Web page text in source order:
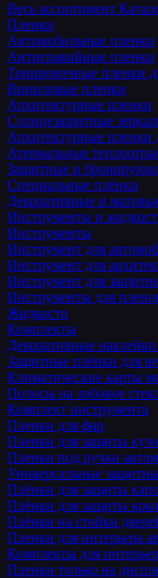
Весь ассортимент
Пленки
Автомобильные пленки
Антигравийные пленки
Тонировочные пленки
Виниловые пленки
Архитектурные пленки
Солнцезащитные
Архитектурные пленки
Атермальные
Защитные и
Специальные плёнки
Декоративные и
Инструменты и
Инструменты
Инструмент для
Инструмент для
Инструмент для
Инструменты для
Жидкости
Комплекты
Декоративные наклейки
Защитные плёнки для
Климатические карты
Полосы на лобовое
Комплект инструмента
Пленки для фар
Пленки для защиты
Пленки под ручки
Универсальные
Плёнки для защиты
Плёнки для защиты
Плёнки на стойки
Пленки для интерьера
Комплекты для
Пленки только на